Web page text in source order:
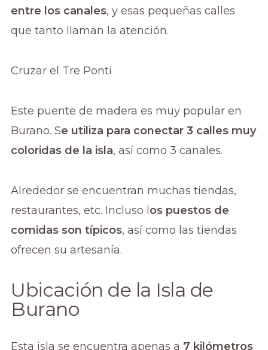
entre los canales, y esas pequeñas calles
que tanto llaman la atención.
Cruzar el Tre Ponti
Este puente de madera es muy popular en
Burano. Se utiliza para conectar 3 calles muy
coloridas de la isla, así como 3 canales.
Alrededor se encuentran muchas tiendas,
restaurantes, etc. Incluso l os puestos de
comidas son típicos, así como las tiendas
ofrecen su artesanía.
Ubicación de la Isla de
Burano
Esta isla se encuentra apenas a 7 kilómetros